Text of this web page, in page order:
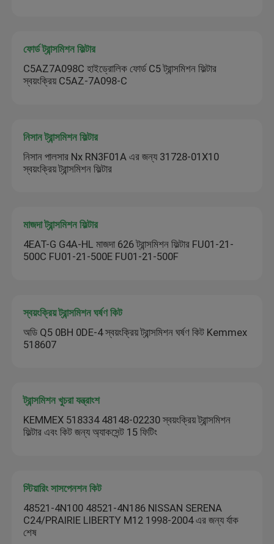
ফোর্ড ট্রান্সমিশন ফিল্টার
C5AZ7A098C হাইড্রোলিক ফোর্ড C5 ট্রান্সমিশন ফিল্টার
স্বয়ংক্রিয় C5AZ-7A098-C
নিসান ট্রান্সমিশন ফিল্টার
নিসান পালসার Nx RN3F01A এর জন্য 31728-01X10
স্বয়ংক্রিয় ট্রান্সমিশন ফিল্টার
মাজদা ট্রান্সমিশন ফিল্টার
4EAT-G G4A-HL মাজদা 626 ট্রান্সমিশন ফিল্টার FU01-21-
500C FU01-21-500E FU01-21-500F
স্বয়ংক্রিয় ট্রান্সমিশন ঘর্ষণ কিট
অডি Q5 0BH 0DE-4 স্বয়ংক্রিয় ট্রান্সমিশন ঘর্ষণ কিট Kemmex
518607
ট্রান্সমিশন খুচরা যন্ত্রাংশ
KEMMEX 518334 48148-02230 স্বয়ংক্রিয় ট্রান্সমিশন
ফিল্টার এবং কিট জন্য অ্যাকসেন্ট 15 ফিটিং
স্টিয়ারিং সাসপেনশন কিট
48521-4N100 48521-4N186 NISSAN SERENA
C24/PRAIRIE LIBERTY M12 1998-2004 এর জন্য র্যাক
শেষ